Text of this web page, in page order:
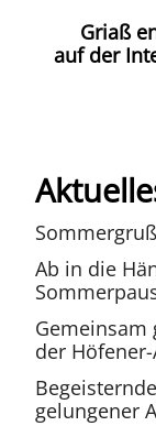
Griaß
auf der
Ab in die
Gemeinsam
der
gelungener